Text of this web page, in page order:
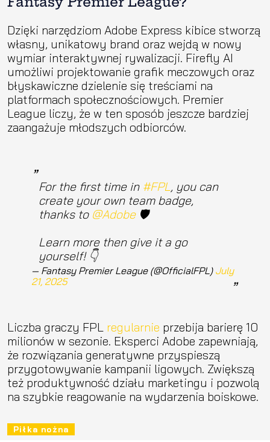
Dzięki narzędziom Adobe Express kibice stworzą
własny, unikatowy brand oraz wejdą w nowy
wymiar interaktywnej rywalizacji. Firefly AI
umożliwi projektowanie grafik meczowych oraz
błyskawiczne dzielenie się treściami na
platformach społecznościowych. Premier
League liczy, że w ten sposób jeszcze bardziej
zaangażuje młodszych odbiorców.
For the first time in #FPL , you can
create your own team badge,
thanks to @Adobe🛡️
Learn more then give it a go
yourself! 👇
— Fantasy Premier League (@OfficialFPL) July
21, 2025
Liczba graczy FPL regularnie przebija barierę 10
milionów w sezonie. Eksperci Adobe zapewniają,
że rozwiązania generatywne przyspieszą
przygotowywanie kampanii ligowych. Zwiększą
też produktywność działu marketingu i pozwolą
na szybkie reagowanie na wydarzenia boiskowe.
Piłka nożna